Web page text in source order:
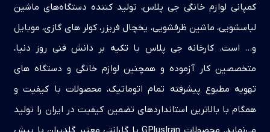
کمپانی لوازم خانگی جی پلاس، تولید کننده دستگاه‌های ماشین
لباسشویی، ماشین ظرفشویی، یخچال فریزر، کولر های گازی، موبایل
و… است. کارخانه جی پلاس با تکیه بر دانش فنی روز دنیا،
متخصصین کار آزموده و همچنین لوازم خانگی و دستگاه های
تهویه مطبوع پیشرفته تمام اتوماتیک، محصولات با کیفیت و
همگام با بالاترین استانداردهای تضمین کیفیت در ایران را تولید